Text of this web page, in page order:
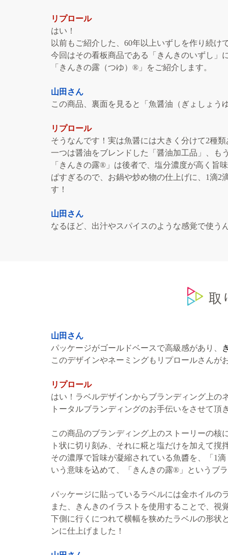
リプロール
はい！
以前もご紹介した、60年以上いずしを作り続け
今回はその看板商品である「きんきのいずし」
「きんきの露（つゆ）®」をご紹介します。
山田さん
この商品、裏面を見ると「魚醤油（ぎょしょう
リプロール
そうなんです！実は魚醤には大きく分けて2種
一つは醤油をブレンドした「醤油加工品」、
「きんきの露®」は後者で、塩分濃度が高く旨
ぱすぎるので、お鍋や炒め物の仕上げに、1滴
す！
山田さん
なるほど、出汁やスパイスのような感覚で使う
取
山田さん
パッケージがゴールドベースで高級感があり、
このデザインやネーミングもリプロールさんが
リプロール
はい！ラベルデザインからブランディング上の
トータルブランディングのお手伝いをさせて頂
この商品のブランディング上のストーリーの核
ト状に切り刻み、それに糀と塩だけを加えて
その濃厚で旨味が凝縮されている魚醬を、「1
いう意味を込めて、「きんきの露®」というブ
パッケージに貼っているラベルには金ホイルの
また、きんきのイラストを使用することで、視
下側に行くにつれて横幅を狭めたラベルの形状
ンに仕上げました！